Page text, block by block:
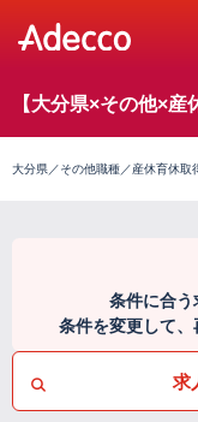
【大分県×その他×
大分県／その他職種／産休育休取
条件に合う
条件を変更して、
求